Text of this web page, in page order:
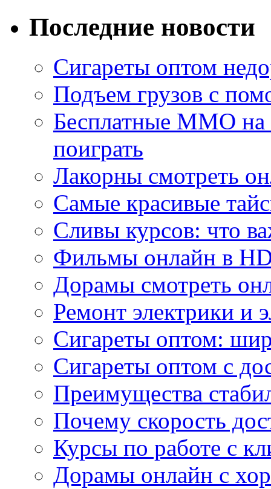
Последние новости
Сигареты оптом
Подъем грузов с
Бесплатные MMO
поиграть
Лакорны смотреть
Самые красивые
Сливы курсов: что
Фильмы онлайн в
Дорамы смотреть
Ремонт электрики и
Сигареты оптом:
Сигареты оптом с
Преимущества
Почему скорость
Курсы по работе с
Дорамы онлайн с